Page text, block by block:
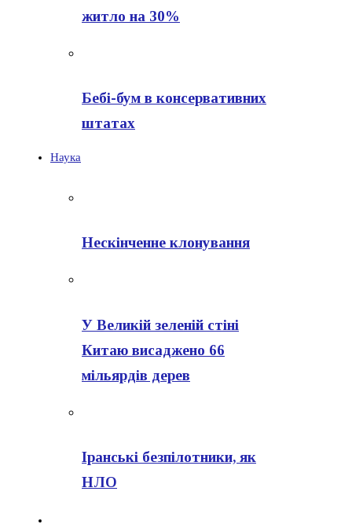
житло на 30%
Бебі-бум в консервативних
штатах
Наука
Нескінченне клонування
У Великій зеленій стіні
Китаю висаджено 66
мільярдів дерев
Іранські безпілотники, як
НЛО